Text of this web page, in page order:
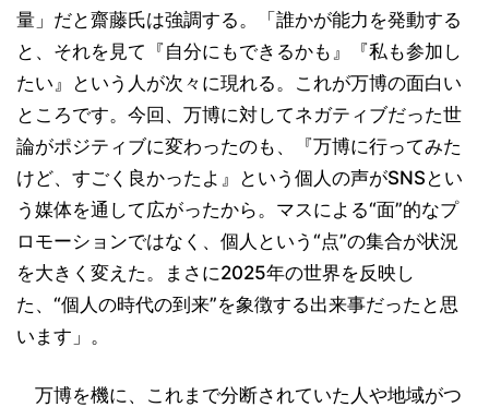
量」だと齋藤氏は強調する。「誰かが能力を発動する
と、それを見て『自分にもできるかも』『私も参加し
たい』という人が次々に現れる。これが万博の面白い
ところです。今回、万博に対してネガティブだった世
論がポジティブに変わったのも、『万博に行ってみた
けど、すごく良かったよ』という個人の声がSNSとい
う媒体を通して広がったから。マスによる“面”的なプ
ロモーションではなく、個人という“点”の集合が状況
を大きく変えた。まさに2025年の世界を反映し
た、“個人の時代の到来”を象徴する出来事だったと思
います」。
万博を機に、これまで分断されていた人や地域がつ